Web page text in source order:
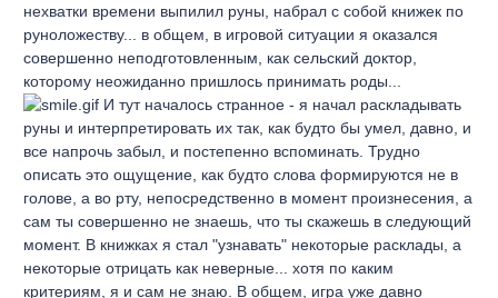
нехватки времени выпилил руны, набрал с собой книжек по
руноложеству... в общем, в игровой ситуации я оказался
совершенно неподготовленным, как сельский доктор,
которому неожиданно пришлось принимать роды...
И тут началось странное - я начал раскладывать
руны и интерпретировать их так, как будто бы умел, давно, и
все напрочь забыл, и постепенно вспоминать. Трудно
описать это ощущение, как будто слова формируются не в
голове, а во рту, непосредственно в момент произнесения, а
сам ты совершенно не знаешь, что ты скажешь в следующий
момент. В книжках я стал "узнавать" некоторые расклады, а
некоторые отрицать как неверные... хотя по каким
критериям, я и сам не знаю. В общем, игра уже давно